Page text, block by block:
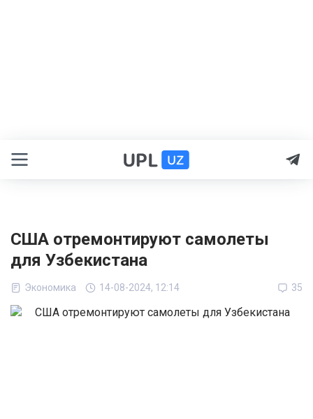
США отремонтируют самолеты
для Узбекистана
Экономика 14-08-2024, 12:14 35